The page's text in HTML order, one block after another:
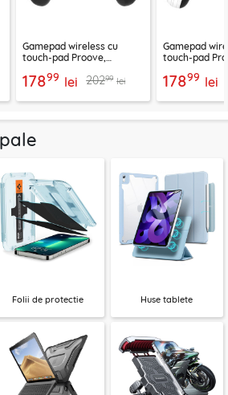
Gamepad wireless cu
touch-pad Proove,
WGSK00022001
17899 lei 20299 lei
Gamepad
touch-pad
17899 lei
Folii de protectie Huse tablete